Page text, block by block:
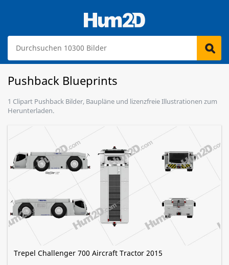
Pushback Blueprints
1 Clipart Pushback Bilder, Baupläne und lizenzfreie Illustrationen zum
Herunterladen.
Trepel Challenger 700 Aircraft Tractor 2015